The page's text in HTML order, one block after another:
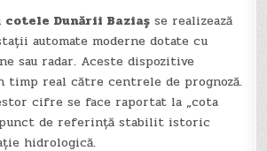
cotele Dunării Baziaș se realizează
automate moderne dotate cu
sau radar. Aceste dispozitive
timp real către centrele de prognoză.
cifre se face raportat la „cota
punct de referință stabilit istoric
hidrologică.